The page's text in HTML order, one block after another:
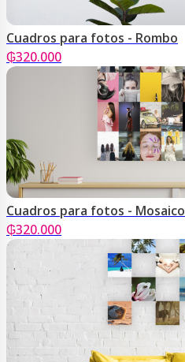
Cuadros para fotos - Rombo
₲320.000
Cuadros para fotos - Mosaico
₲320.000